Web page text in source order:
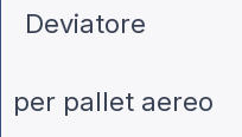
Deviatore
per pallet aereo